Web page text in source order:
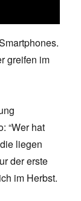
greifen im
“Wer hat
liegen
der erste
im Herbst.